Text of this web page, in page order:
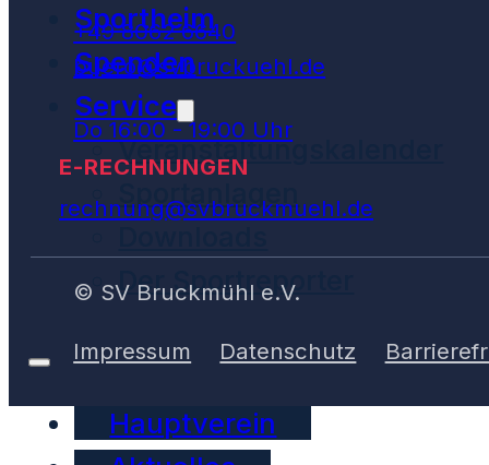
Sportheim
Spenden
Service
Veranstaltungskalender
Sportanlagen
Der Sportreporter
Hauptverein
+49 8062 6640
buero@svbruckuehl.de
Do 16:00 - 19:00 Uhr
E-RECHNUNGEN
rechnung@svbruckmuehl.de
© SV Bruckmühl e.V.
Impressum Datenschutz